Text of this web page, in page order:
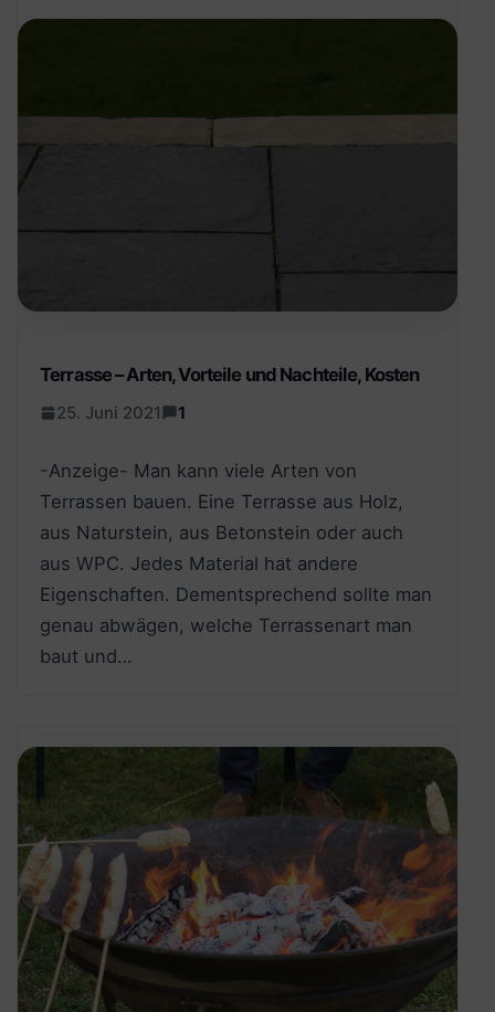
Terrasse – Arten, Vorteile und Nachteile, Kosten
25. Juni 2021 1
-Anzeige- Man kann viele Arten von
Terrassen bauen. Eine Terrasse aus Holz,
aus Naturstein, aus Betonstein oder auch
aus WPC. Jedes Material hat andere
Eigenschaften. Dementsprechend sollte man
genau abwägen, welche Terrassenart man
baut und…